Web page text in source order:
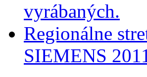
vyrábaných.
Regionálne
SIEMENS